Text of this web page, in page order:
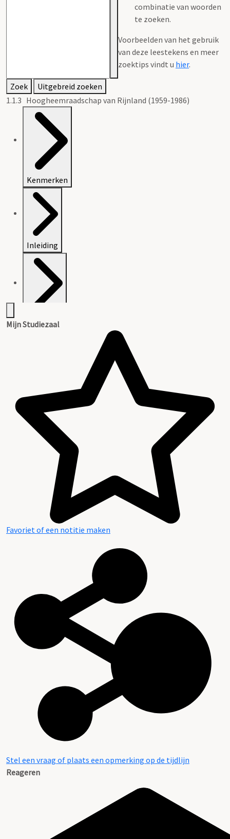
combinatie van woorden
te zoeken.
Voorbeelden van het gebruik
van deze leestekens en meer
zoektips vindt u hier.
Zoek
Uitgebreid zoeken
1.1.3 Hoogheemraadschap van Rijnland (1959-1986)
Kenmerken
Inleiding
Mijn Studiezaal
Favoriet of een notitie maken
Stel een vraag of plaats een opmerking op de tijdlijn
Reageren